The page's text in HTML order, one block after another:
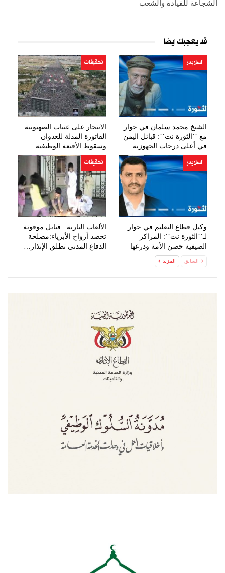
الشجاعة للقيادة والشعب
قد يعجبك ايضا
السلايدر
الشيخ محمد سلمان في حوار
مع ’’الثورة نت’’: قبائل اليمن
في أعلى درجات الجهوزية..…
تحقيقات
الانتحار على عتبات الصهيونية:
الفاتورة المذلة للعدوان
وسقوط الأقنعة الوظيفية…
السلايدر
وكيل قطاع التعليم في حوار
لـ’’الثورة نت’’: المراكز
الصيفية حصن الأمة ودرعها
لتحصين…
تحقيقات
الألعاب النارية.. قنابل موقوتة
تحصد أرواح الأبرياء:مصلحة
الدفاع المدني تطلق الإنذار…
السابق المزيد